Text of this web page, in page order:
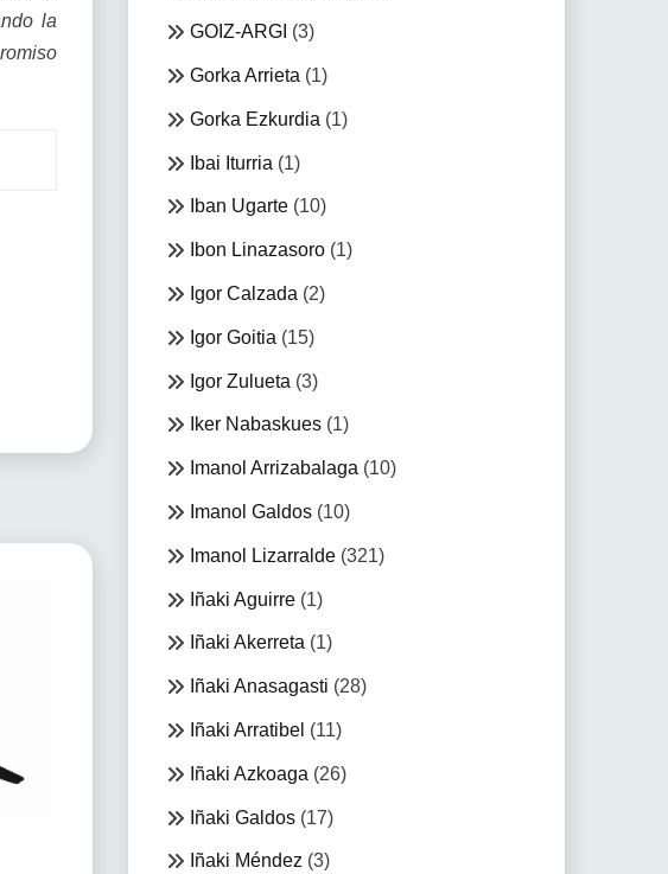
la
GOIZ-ARGI (3)
Gorka Arrieta (1)
Gorka Ezkurdia (1)
Ibai Iturria (1)
Iban Ugarte(10)
Ibon Linazasoro(1)
Igor Calzada (2)
Igor Goitia (15)
Igor Zulueta (3)
Iker Nabaskues(1)
Imanol Arrizabalaga (10)
Imanol Galdos(10)
Imanol Lizarralde(321)
Iñaki Aguirre(1)
Iñaki Akerreta(1)
Iñaki Anasagasti (28)
Iñaki Arratibel (11)
Iñaki Azkoaga (26)
Iñaki Galdos(17)
Iñaki Méndez(3)